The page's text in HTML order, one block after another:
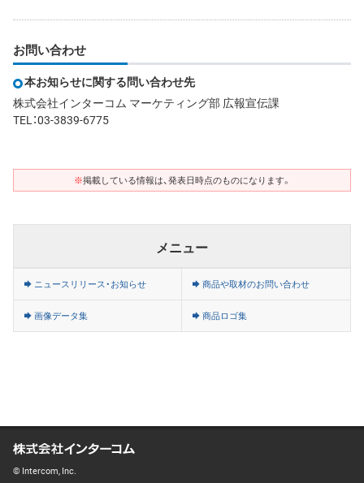
お問い合わせ
本お知らせに関する問い合わせ先
株式会社インターコム マーケティング部 広報宣伝課
TEL：03-3839-6775
※掲載している情報は、発表日時点のものになります。
メニュー
ニュースリリース・お知らせ 商品や取材のお問い合わせ
画像データ集 商品ロゴ集
© Intercom, Inc.